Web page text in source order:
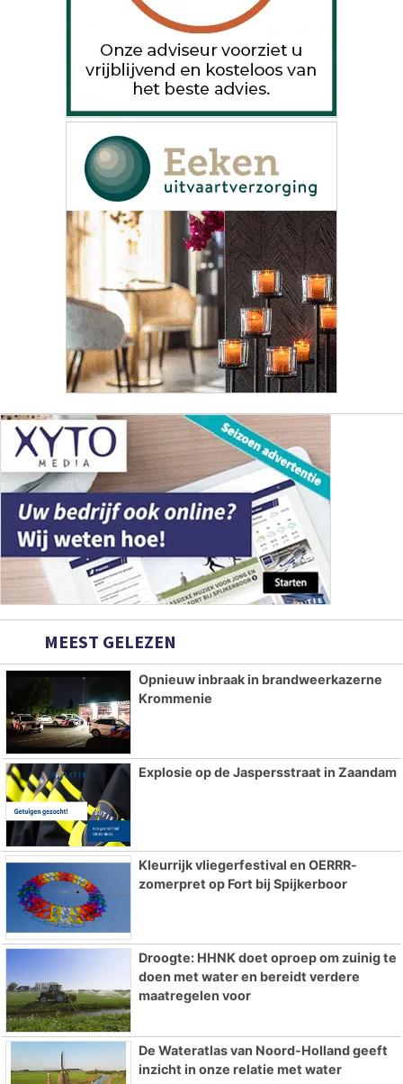
MEEST GELEZEN
Opnieuw inbraak in brandweerkazerne
Krommenie
Explosie op de Jaspersstraat in Zaandam
Kleurrijk vliegerfestival en OERRR-
zomerpret op Fort bij Spijkerboor
Droogte: HHNK doet oproep om zuinig te
doen met water en bereidt verdere
maatregelen voor
De Wateratlas van Noord-Holland geeft
inzicht in onze relatie met water